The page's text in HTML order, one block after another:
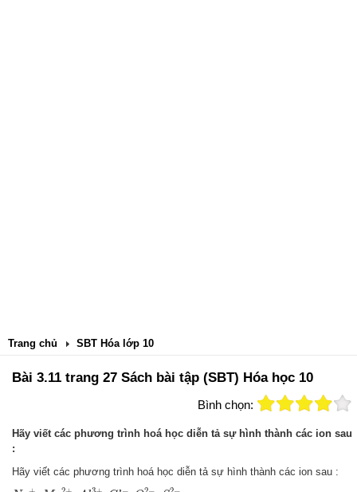
Trang chủ SBT Hóa lớp 10
Bài 3.11 trang 27 Sách bài tập (SBT) Hóa học 10
Bình chọn:
Hãy viết các phương trình hoá học diễn tả sự hình thành các ion sau
:
Hãy viết các phương trình hoá học diễn tả sự hình thành các ion sau :
Na + M g2 + , 3 +, C −,O −,S −